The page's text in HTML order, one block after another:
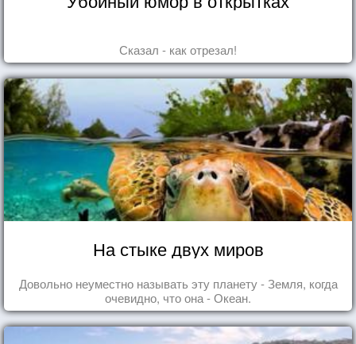
Сказал - как отрезал!
На стыке двух миров
Довольно неуместно называть эту планету - Земля, когда
очевидно, что она - Океан.